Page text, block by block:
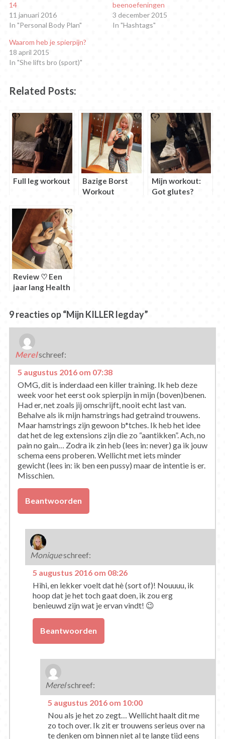
venster
geopend)
venster
geopend)
nieuw
venster
geopend)
nieuw
venster
geopend)
14
11 januari 2016
In "Personal Body Plan"
beenoefeningen
3 december 2015
In "Hashtags"
Waarom heb je spierpijn?
18 april 2015
In "She lifts bro (sport)"
Related Posts:
Full leg workout
Bazige Borst
Workout
Mijn workout:
Got glutes?
Review ♡ Een
jaar lang Health
9 reacties op “Mijn KILLER legday”
Merelschreef:
5 augustus 2016 om 07:38
OMG, dit is inderdaad een killer training. Ik heb deze
week voor het eerst ook spierpijn in mijn (boven)benen.
Had er, net zoals jij omschrijft, nooit echt last van.
Behalve als ik mijn hamstrings had getraind trouwens.
Maar hamstrings zijn gewoon b*tches. Ik heb het idee
dat het de leg extensions zijn die zo “aantikken”. Ach, no
pain no gain… Zodra ik zin heb (lees in: never) ga ik jouw
schema eens proberen. Wellicht met iets minder
gewicht (lees in: ik ben een pussy) maar de intentie is er.
Misschien.
Beantwoorden
Moniqueschreef:
5 augustus 2016 om 08:26
Hihi, en lekker voelt dat hè (sort of)! Nouuuu, ik
hoop dat je het toch gaat doen, ik zou erg
benieuwd zijn wat je ervan vindt! 😉
Beantwoorden
Merelschreef:
5 augustus 2016 om 10:00
Nou als je het zo zegt… Wellicht haalt dit me
zo toch over. Ik zit er trouwens serieus over na
te denken om binnen niet al te lange tijd eens